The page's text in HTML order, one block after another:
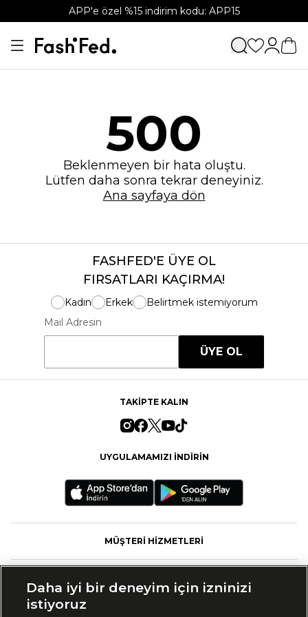
APP'e özel %15 indirim kodu: APP15
500
Beklenmeyen bir hata oluştu.
Lütfen daha sonra tekrar deneyiniz.
Ana sayfaya dön
FASHFED'E ÜYE OL
FIRSATLARI KAÇIRMA!
Kadın Erkek
Belirtmek istemiyorum
Mail Adresin
ÜYE OL
TAKİPTE KALIN
UYGULAMAMIZI İNDİRİN
MÜŞTERİ HİZMETLERİ
Daha iyi bir deneyim için izninizi
istiyoruz